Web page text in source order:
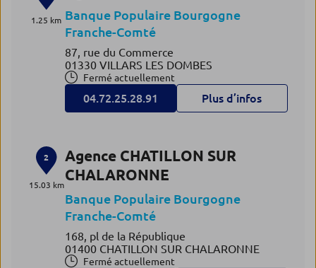
1.25 km Banque Populaire Bourgogne
Franche-Comté
87, rue du Commerce
01330 VILLARS LES DOMBES
Fermé actuellement
04.72.25.28.91 Plus d’infos
2
15.03 km
Agence CHATILLON SUR
CHALARONNE
Banque Populaire Bourgogne
Franche-Comté
168, pl de la République
01400 CHATILLON SUR CHALARONNE
Fermé actuellement